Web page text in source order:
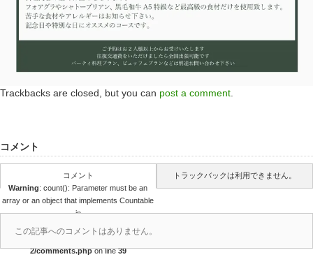
Trackbacks are closed, but you can post a comment
コメント
コメント
Warning: count(): Parameter must be an
array or an object that implements Countable
in
/home/r4688280/public_html/takedataro.c
om/wp-content/themes/amore_tcd028-
2/comments.phpon line39
トラックバックは利用できません。
この記事へのコメントはありません。